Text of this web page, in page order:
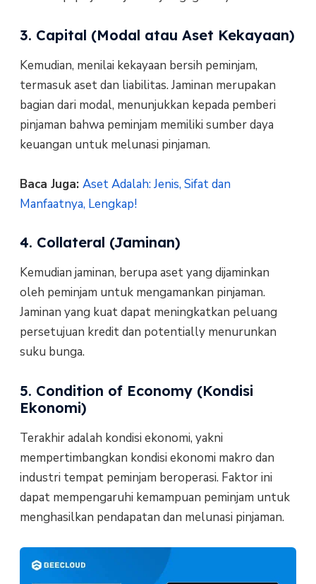
3. Capital (Modal atau Aset Kekayaan)
Kemudian, menilai kekayaan bersih peminjam,
termasuk aset dan liabilitas. Jaminan merupakan
bagian dari modal, menunjukkan kepada pemberi
pinjaman bahwa peminjam memiliki sumber daya
keuangan untuk melunasi pinjaman.
Baca Juga: Aset Adalah: Jenis, Sifat dan
Manfaatnya, Lengkap!
4. Collateral (Jaminan)
Kemudian jaminan, berupa aset yang dijaminkan
oleh peminjam untuk mengamankan pinjaman.
Jaminan yang kuat dapat meningkatkan peluang
persetujuan kredit dan potentially menurunkan
suku bunga.
5. Condition of Economy (Kondisi
Ekonomi)
Terakhir adalah kondisi ekonomi, yakni
mempertimbangkan kondisi ekonomi makro dan
industri tempat peminjam beroperasi. Faktor ini
dapat mempengaruhi kemampuan peminjam untuk
menghasilkan pendapatan dan melunasi pinjaman.